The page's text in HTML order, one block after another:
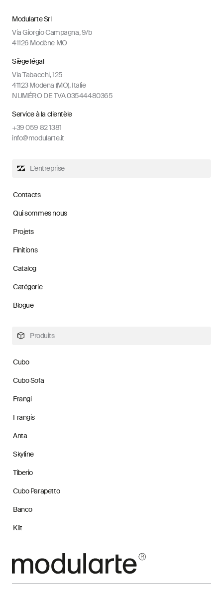
Modularte Srl
Via Giorgio Campagna, 9/b
41126 Modène MO
Siège légal
Via Tabacchi, 125
41123 Modena (MO), Italie
NUMÉRO DE TVA 03544480365
Service à la clientèle
+39 059 82 1381
info@modularte.it
L'entreprise
Contacts
Qui sommes nous
Projets
Finitions
Catalog
Catégorie
Blogue
Produits
Cubo
Cubo Sofa
Frangi
Frangis
Anta
Skyline
Tiberio
Cubo Parapetto
Banco
Kilt